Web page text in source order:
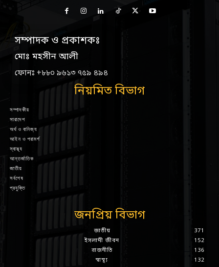
সম্পাদক ও প্রকাশকঃ
মোঃ মহসীন আলী
ফোনঃ +৮৮০ ৯৬১৩ ৭৫৯ ৪৯৪
নিয়মিত বিভাগ
সম্পাদকীয়
সারাদেশ
অর্থ ও বানিজ্য
আইন ও পরামর্শ
স্বাস্থ্য
আন্তর্জাতিক
জাতীয়
সর্বশেষ
প্রযুক্তি
জনপ্রিয় বিভাগ
জাতীয়
371
ইসলামী জীবন
152
রাজনীতি
136
স্বাস্থ্য
132